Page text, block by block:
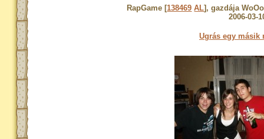
RapGame [138469 AL], gazdája
2006-03-
Ugrás egy másik